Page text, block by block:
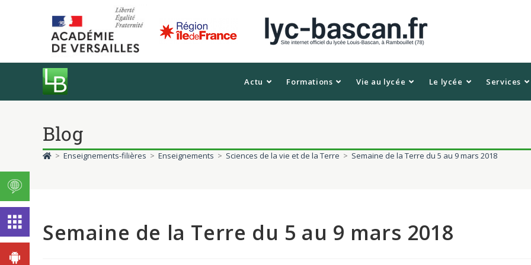
Actu Formations Vie au lycée Le lycée Services
Blog
> Enseignements-filières > Enseignements > Sciences de la vie et de la Terre > Semaine de la Terre du 5 au 9 mars 2018
Semaine de la Terre du 5 au 9 mars 2018